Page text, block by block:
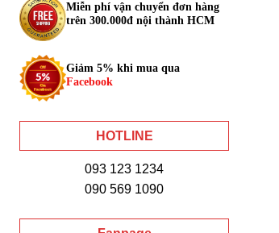
Miễn phí vận chuyển đơn hàng
trên 300.000đ nội thành HCM
Giảm 5% khi mua qua
Facebook
HOTLINE
093 123 1234
090 569 1090